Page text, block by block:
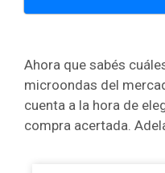
Ahora que sabés
microondas del
cuenta a la hora de
compra acertada.